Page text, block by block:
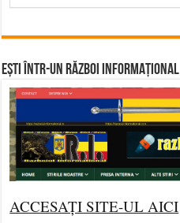
Ești într-un RĂZBOI INFORMAȚIONAL
ACCESAȚI SITE-UL AICI